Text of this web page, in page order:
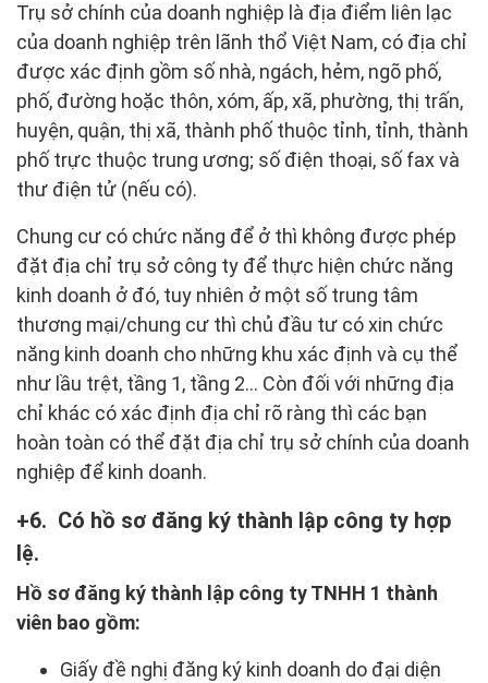
Trụ sở chính của doanh nghiệp là địa điểm liên lạc
của doanh nghiệp trên lãnh thổ Việt Nam, có địa chỉ
được xác định gồm số nhà, ngách, hẻm, ngõ phố,
phố, đường hoặc thôn, xóm, ấp, xã, phường, thị trấn,
huyện, quận, thị xã, thành phố thuộc tỉnh, tỉnh, thành
phố trực thuộc trung ương; số điện thoại, số fax và
thư điện tử (nếu có).
Chung cư có chức năng để ở thì không được phép
đặt địa chỉ trụ sở công ty để thực hiện chức năng
kinh doanh ở đó, tuy nhiên ở một số trung tâm
thương mại/chung cư thì chủ đầu tư có xin chức
năng kinh doanh cho những khu xác định và cụ thể
như lầu trệt, tầng 1, tầng 2… Còn đối với những địa
chỉ khác có xác định địa chỉ rõ ràng thì các bạn
hoàn toàn có thể đặt địa chỉ trụ sở chính của doanh
nghiệp để kinh doanh.
6. Có hồ sơ đăng ký thành lập công ty hợp
lệ.
Hồ sơ đăng ký thành lập công ty TNHH 1 thành
viên bao gồm:
Giấy đề nghị đăng ký kinh doanh do đại diện